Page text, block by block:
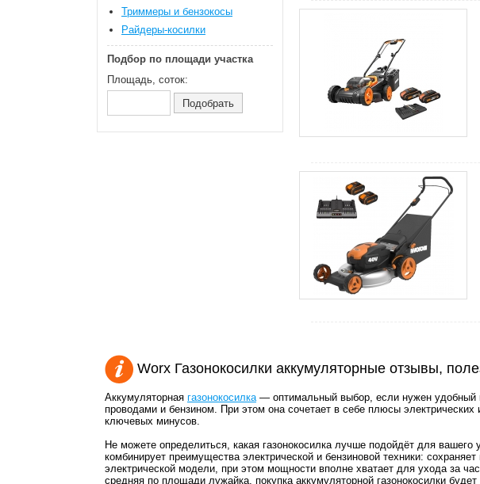
Триммеры и бензокосы
Райдеры-косилки
Подбор по площади участка
Площадь, соток:
Worx Газонокосилки аккумуляторные отзывы,
Аккумуляторная газонокосилка— оптимальный выбор, если нужен удобный
проводами и бензином. При этом она сочетает в себе плюсы электрических
ключевых минусов.
Не можете определиться, какая газонокосилка лучше подойдёт для вашего
комбинирует преимущества электрической и бензиновой техники:
электрической модели, при этом мощности вполне хватает для ухода за
средняя по площади лужайка, покупка аккумуляторной газонокосилки